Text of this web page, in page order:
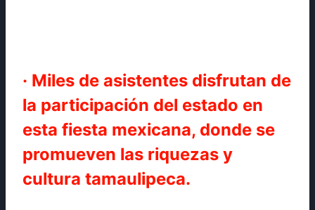
· Miles de asistentes disfrutan de
la participación del estado en
esta fiesta mexicana, donde se
promueven las riquezas y
cultura tamaulipeca.